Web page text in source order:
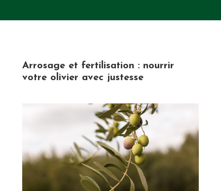
Arrosage et fertilisation : nourrir
votre olivier avec justesse